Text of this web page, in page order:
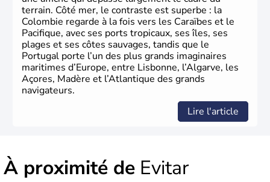
terrain. Côté mer, le contraste est superbe : la
Colombie regarde à la fois vers les Caraïbes et le
Pacifique, avec ses ports tropicaux, ses îles, ses
plages et ses côtes sauvages, tandis que le
Portugal porte l’un des plus grands imaginaires
maritimes d’Europe, entre Lisbonne, l’Algarve, les
Açores, Madère et l’Atlantique des grands
navigateurs.
Lire l'article
À proximité de Evitar